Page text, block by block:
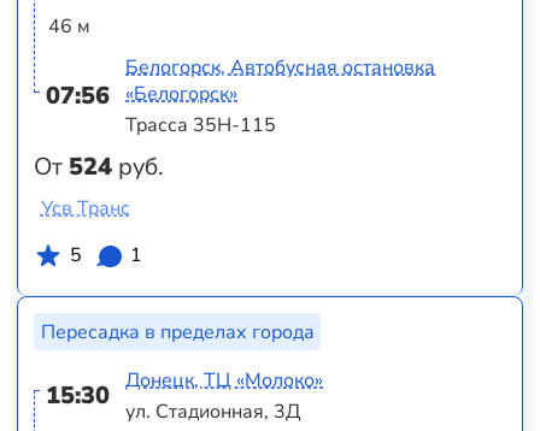
46 м
07:56
От 524 руб.
Белогорск, Автобусная остановка
«Белогорск»
Трасса 35Н-115
Усв Транс
5
1
Пересадка в пределах города
15:30
Донецк, ТЦ «Молоко»
ул. Стадионная, 3Д